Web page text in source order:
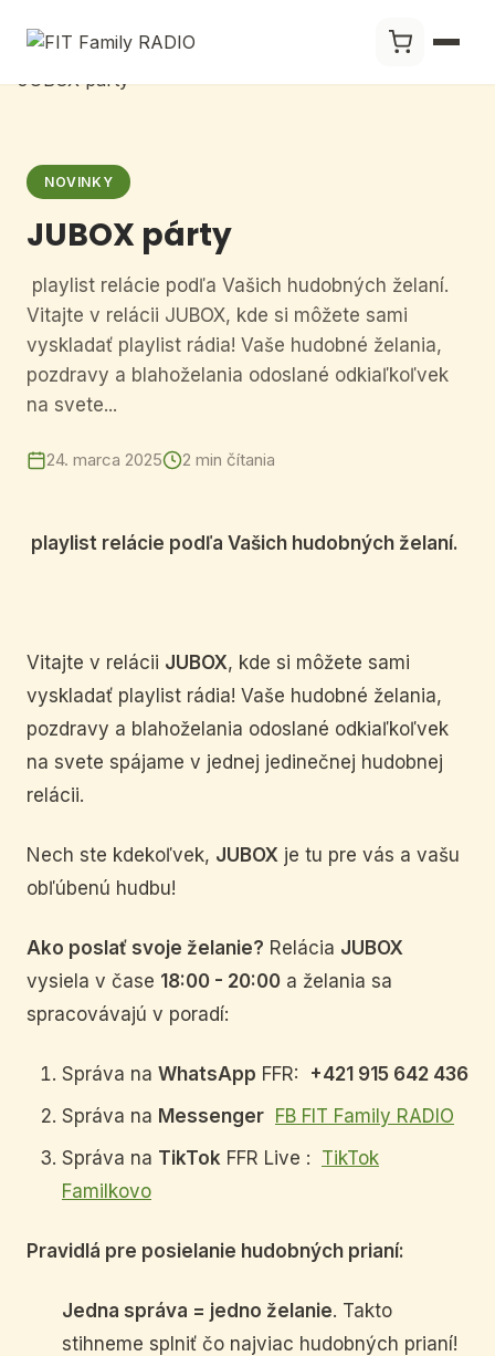
NOVINKY
JUBOX párty
playlist relácie podľa Vašich hudobných želaní.
Vitajte v relácii JUBOX, kde si môžete sami
vyskladať playlist rádia! Vaše hudobné želania,
pozdravy a blahoželania odoslané odkiaľkoľvek
na svete...
24. marca 2025 2 min čítania
playlist relácie podľa Vašich hudobných želaní.
Vitajte v relácii JUBOX, kde si môžete sami
vyskladať playlist rádia! Vaše hudobné želania,
pozdravy a blahoželania odoslané odkiaľkoľvek
na svete spájame v jednej jedinečnej hudobnej
relácii.
Nech ste kdekoľvek, JUBOX je tu pre vás a vašu
obľúbenú hudbu!
Ako poslať svoje želanie? Relácia JUBOX
vysiela v čase 18:00 - 20:00 a želania sa
spracovávajú v poradí:
Správa na WhatsApp FFR: +421 915 642 436
Správa na Messenger FB FIT Family RADIO
Správa na TikTok FFR Live : TikTok
Familkovo
Pravidlá pre posielanie hudobných prianí:
Jedna správa = jedno želanie. Takto
stihneme splniť čo najviac hudobných prianí!